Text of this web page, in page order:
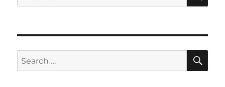
for:
Search
for: